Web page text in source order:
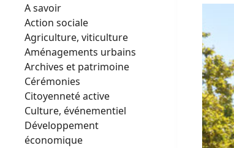
A savoir
Action sociale
Agriculture, viticulture
Aménagements urbains
Archives et patrimoine
Cérémonies
Citoyenneté active
Culture, événementiel
Développement
économique